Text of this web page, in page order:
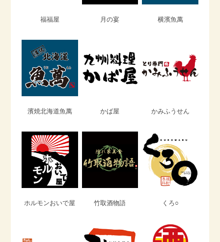
福福屋 月の宴 横濱魚萬
濱焼北海道魚萬 かば屋 かみふうせん
ホルモンおいで屋 竹取酒物語 くろ○